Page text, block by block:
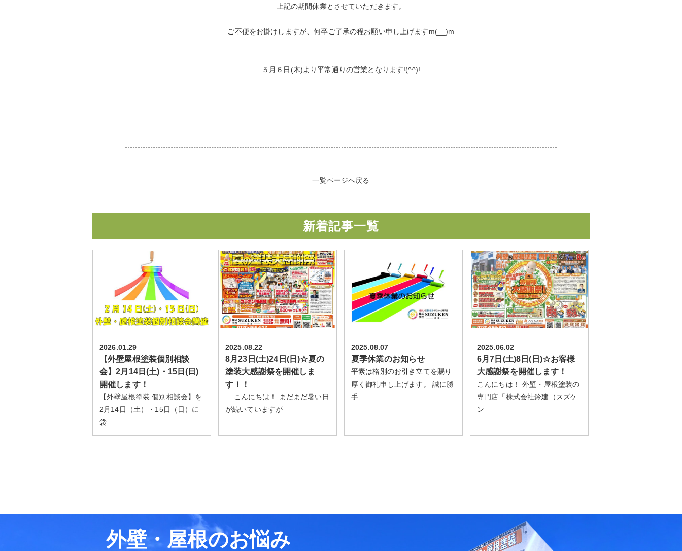
上記の期間休業とさせていただきます。
ご不便をお掛けしますが、何卒ご了承の程お願い申し上げますm(__)m
５月６日(木)より平常通りの営業となります!(^^)!
一覧ページへ戻る
新着記事一覧
2026.01.29
【外壁屋根塗装個別相談
会】2月14日(土)・15日(日)
開催します！
【外壁屋根塗装 個別相談会】を
2月14日（土）・15日（日）に
袋
2025.08.22
8月23日(土)24日(日)☆夏の
塗装大感謝祭を開催しま
す！！
こんにちは！ まだまだ暑い日
が続いていますが
2025.08.07
夏季休業のお知らせ
平素は格別のお引き立てを賜り
厚く御礼申し上げます。 誠に勝
手
2025.06.02
6月7日(土)8日(日)☆お客様
大感謝祭を開催します！
こんにちは！ 外壁・屋根塗装の
専門店「株式会社鈴建（スズケ
ン
外壁・屋根のお悩み